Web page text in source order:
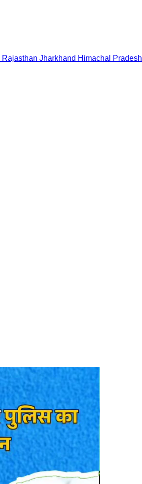
Rajasthan Jharkhand Himachal Pradesh